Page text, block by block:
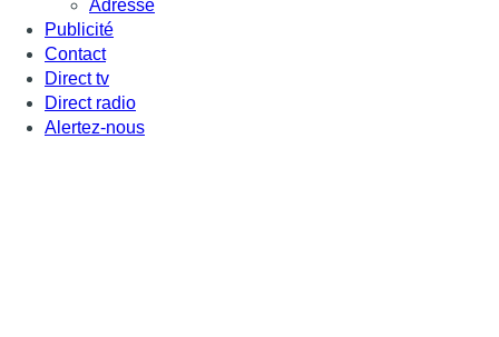
Adresse
Publicité
Contact
Direct tv
Direct radio
Alertez-nous